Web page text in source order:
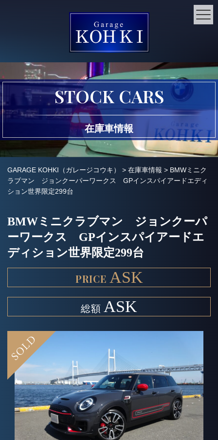
STOCK CARS
在庫車情報
GARAGE KOHKI（ガレージコウキ） > 在庫車情報 > BMWミニク
ラブマン ジョンクーパーワークス GPインスパイアードエディ
ション世界限定299台
BMWミニクラブマン ジョンクーパ
ーワークス GPインスパイアードエ
ディション世界限定299台
ASK
ASK